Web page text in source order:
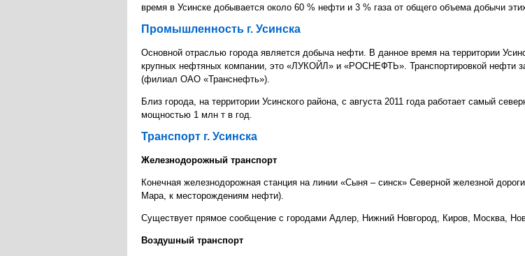
время в Усинске добывается около 60 % нефти и 3 % газа от общего объема добычи
Промышленность г. Усинска
Основной отраслью города является добыча нефти. В данное время на территории
крупных нефтяных компании, это «ЛУКОЙЛ» и «РОСНЕФТЬ». Транспортировкой нефти
(филиал ОАО «Транснефть»).
Близ города, на территории Усинского района, с августа 2011 года работает самый
мощностью 1 млн т в год.
Транспорт г. Усинска
Железнодорожный транспорт
Конечная железнодорожная станция на линии «Сыня – синск» Северной железной
Мара, к месторождениям нефти).
Существует прямое сообщение с городами Адлер, Нижний Новгород, Киров, Москва,
Воздушный транспорт